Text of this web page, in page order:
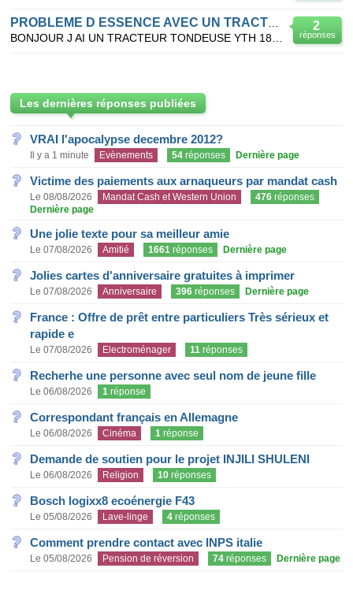
2
réponses
Les dernières réponses publiées
VRAI l'apocalypse decembre 2012?
Il y a 1 minute Evènements 54 réponses Dernière page
Victime des paiements aux arnaqueurs par mandat cash
Le 08/08/2026 Mandat Cash et Western Union 476 réponses
Dernière page
Une jolie texte pour sa meilleur amie
Le 07/08/2026 Amitié 1661 réponses Dernière page
Jolies cartes d'anniversaire gratuites à imprimer
Le 07/08/2026 Anniversaire 396 réponses Dernière page
France : Offre de prêt entre particuliers Très sérieux et
rapide e
Le 07/08/2026 Electroménager 11 réponses
Recherhe une personne avec seul nom de jeune fille
Le 06/08/2026 1 réponse
Correspondant français en Allemagne
Le 06/08/2026 Cinéma 1 réponse
Demande de soutien pour le projet INJILI SHULENI
Le 06/08/2026 Religion 10 réponses
Bosch logixx8 ecoénergie F43
Le 05/08/2026 Lave-linge 4 réponses
Comment prendre contact avec INPS italie
Le 05/08/2026 Pension de réversion 74 réponses Dernière page